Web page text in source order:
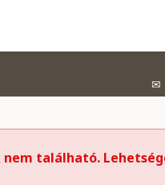
✉
található.